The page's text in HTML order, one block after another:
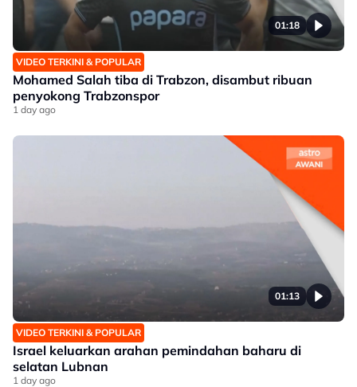
01:18
VIDEO TERKINI & POPULAR
Mohamed Salah tiba di Trabzon, disambut ribuan
penyokong Trabzonspor
1 day ago
01:13
VIDEO TERKINI & POPULAR
Israel keluarkan arahan pemindahan baharu di
selatan Lubnan
1 day ago